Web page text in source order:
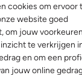
cookies om ervoor
website goed
om jouw
te verkrijgen
en om een
jouw online
3 /5
2
3
Sterren